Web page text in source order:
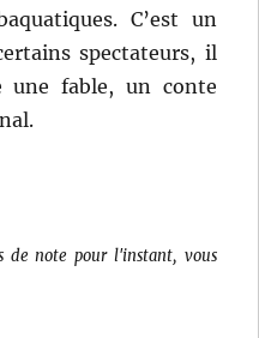
C’est un
spectateurs, il
une fable, un conte
de note pour l'instant, vous